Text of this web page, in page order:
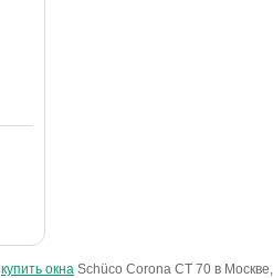
купить окна Sсhüco Corona CT 70 в